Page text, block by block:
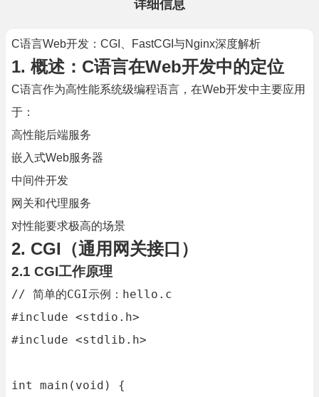
详细信息
C语言Web开发：CGI、FastCGI与Nginx深度解析
1. 概述：C语言在Web开发中的定位
C语言作为高性能系统级编程语言，在Web开发中主要应用
于：
高性能后端服务
嵌入式Web服务器
中间件开发
网关和代理服务
对性能要求极高的场景
2. CGI（通用网关接口）
2.1 CGI工作原理
// 简单的CGI示例：hello.c
#include <stdio.h>
#include <stdlib.h>
int main(void) {